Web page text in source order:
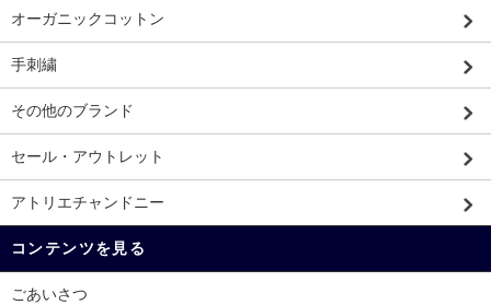
オーガニックコットン
手刺繍
その他のブランド
セール・アウトレット
アトリエチャンドニー
コンテンツを見る
ごあいさつ